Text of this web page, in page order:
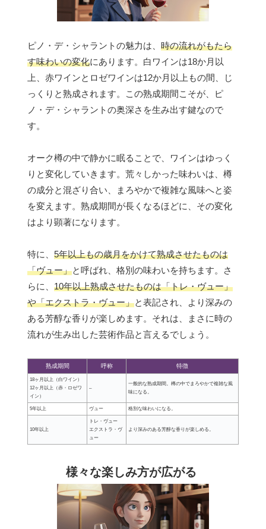
ピノ・デ・シャラントの魅力は、 時の流れがもたら
す味わいの変化にあります。白ワインは18か月以
上、赤ワインとロゼワインは12か月以上もの間、じ
っくりと熟成されます。この熟成期間こそが、ピ
ノ・デ・シャラントの奥深さを生み出す鍵なので
す。
オーク樽の中で静かに眠ることで、ワインはゆっく
りと変化していきます。荒々しかった味わいは、樽
の成分と混ざり合い、まろやかで複雑な風味へと姿
を変えます。熟成期間が長くなるほどに、その変化
はより顕著になります。
特に、 5年以上もの歳月をかけて熟成させたものは
「ヴュー」と呼ばれ、格別の味わいを持ちます。さ
らに、 10年以上熟成させたものは「トレ・ヴュー」
や「エクストラ・ヴュー」と表記され、より深みの
ある芳醇な香りが楽しめます。それは、まさに時の
流れが生み出した芸術作品と言えるでしょう。
熟成期間 呼称 特徴
18ヶ月以上（白ワイン）
12ヶ月以上（赤・ロゼワ
イン）
–
一般的な熟成期間。樽の中でまろやかで複雑な風
味になる。
5年以上 ヴュー 格別な味わいになる。
10年以上
トレ・ヴュー
エクストラ・ヴ
ュー
より深みのある芳醇な香りが楽しめる。
様々な楽しみ方が広がる